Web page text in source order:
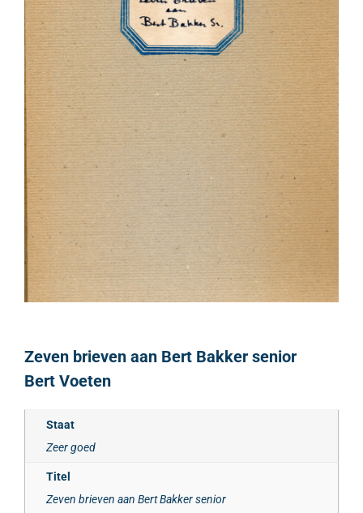
Zeven brieven aan Bert Bakker senior
Bert Voeten
Staat
Zeer goed
Titel
Zeven brieven aan Bert Bakker senior